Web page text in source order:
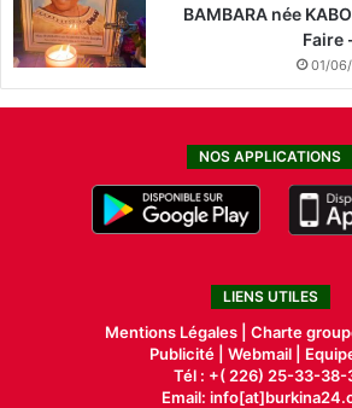
BAMBARA née
Faire
01/
NOS APPLICATIONS
LIENS UTILES
Mentions Légales | Charte
Publicité| Webmail |
Tél : +( 226) 25-33-38-
Email: